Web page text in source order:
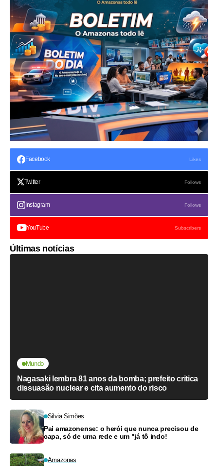
Facebook Likes
Twitter Follows
Instagram Follows
YouTube Subscribers
Últimas notícias
Mundo
Nagasaki lembra 81 anos da bomba; prefeito critica
dissuasão nuclear e cita aumento do risco
Silvia Simões
Pai amazonense: o herói que nunca precisou de
capa, só de uma rede e um "já tô indo!
Amazonas